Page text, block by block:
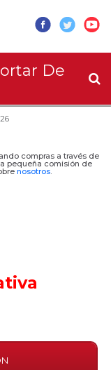
De
compras a través de
pequeña comisión de
nosotros.